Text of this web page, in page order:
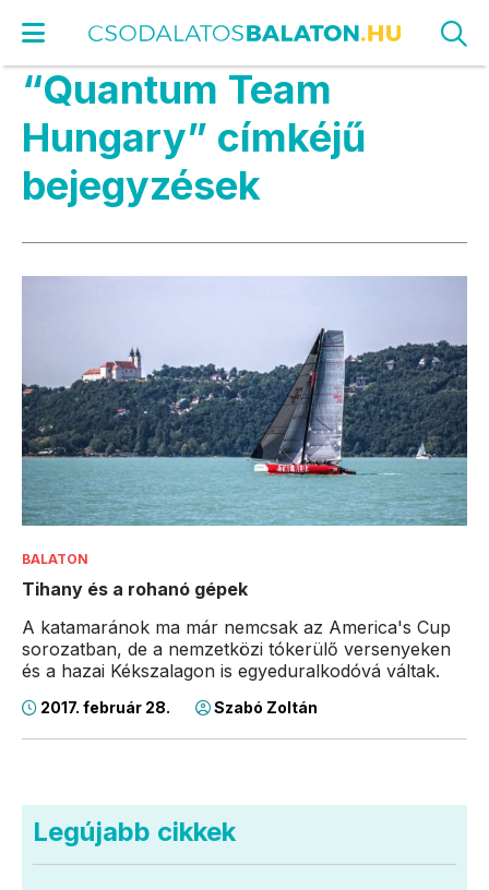
“Quantum Team
Hungary” címkéjű
bejegyzések
BALATON
Tihany és a rohanó gépek
A katamaránok ma már nemcsak az America's Cup
sorozatban, de a nemzetközi tókerülő versenyeken
és a hazai Kékszalagon is egyeduralkodóvá váltak.
2017. február 28. Szabó Zoltán
Legújabb cikkek